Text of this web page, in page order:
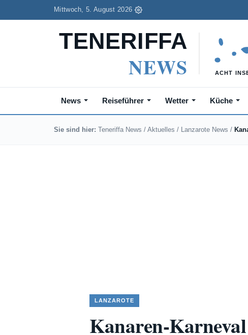
Mittwoch, 5. August 2026
News Reiseführer Wetter Küche
Sie sind hier: Teneriffa News / Aktuelles / Lanzarote News /
LANZAROTE
Kanaren-